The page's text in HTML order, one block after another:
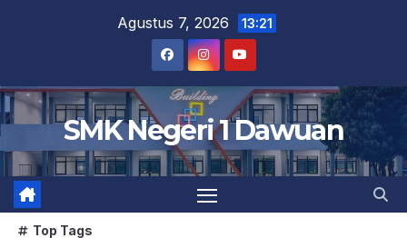
Agustus 7, 2026 13:21
SMK Negeri 1 Dawuan
Top Tags